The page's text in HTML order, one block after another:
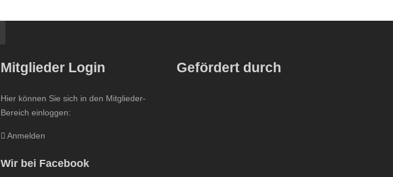
Mitglieder Login
Hier können Sie sich in den Mitglieder-
Bereich einloggen:
Anmelden
Wir bei Facebook
Gefördert durch